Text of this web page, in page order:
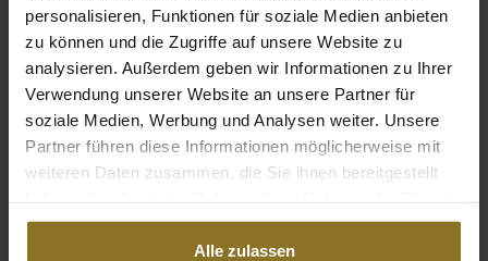
personalisieren, Funktionen für soziale Medien anbieten
zu können und die Zugriffe auf unsere Website zu
analysieren. Außerdem geben wir Informationen zu Ihrer
Verwendung unserer Website an unsere Partner für
soziale Medien, Werbung und Analysen weiter. Unsere
Partner führen diese Informationen möglicherweise mit
weiteren Daten zusammen, die Sie ihnen bereitgestellt
gesammelt haben.
Alle zulassen